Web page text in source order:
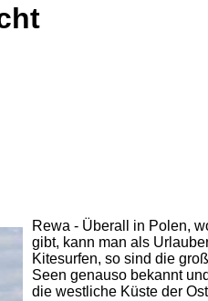
Rewa - Überall in Polen,
gibt, kann man als
Kitesurfen, so sind die
Seen genauso bekannt
die westliche Küste der